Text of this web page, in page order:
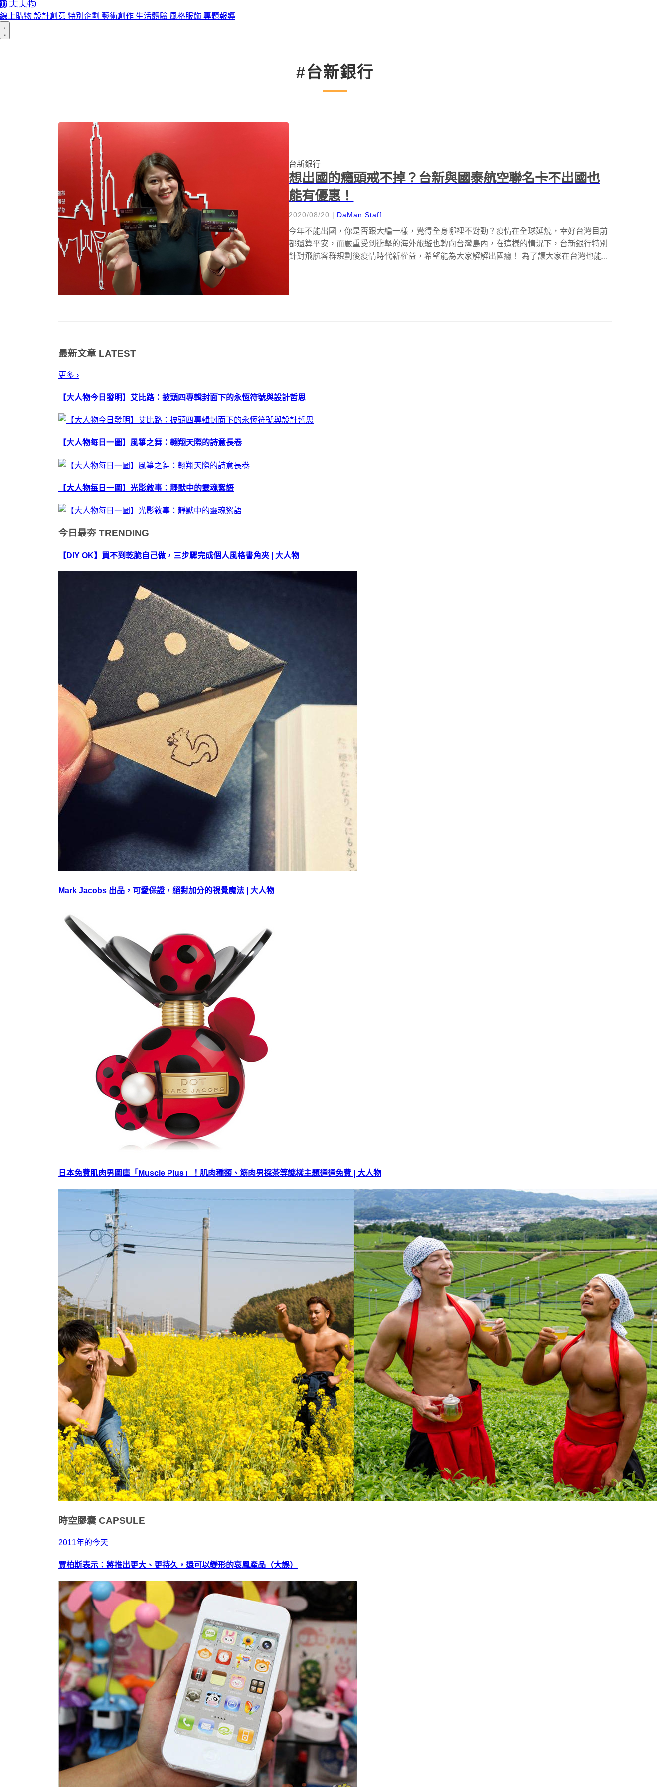
線上購物 設計創意 特別企劃 藝術創作 生活體驗 風格服飾 專題報導
#台新銀行
台新銀行
想出國的癮頭戒不掉？台新與國泰航空聯名卡不出國也
能有優惠！
2020/08/20 | DaMan Staff
今年不能出國，你是否跟大編一樣，覺得全身哪裡不對勁？疫情在全球延燒，幸好台灣目前
都還算平安，而嚴重受到衝擊的海外旅遊也轉向台灣島內，在這樣的情況下，台新銀行特別
針對飛航客群規劃後疫情時代新權益，希望能為大家解解出國癮！ 為了讓大家在台灣也能...
最新文章 LATEST
更多 ›
【大人物今日發明】艾比路：披頭四專輯封面下的永恆符號與設計哲思
【大人物每日一圖】風箏之舞：翱翔天際的詩意長卷
【大人物每日一圖】光影敘事：靜默中的靈魂絮語
今日最夯 TRENDING
【DIY OK】買不到乾脆自己做，三步驟完成個人風格書角夾 | 大人物
Mark Jacobs 出品，可愛保證，絕對加分的視覺魔法 | 大人物
日本免費肌肉男圖庫「Muscle Plus」！肌肉種類、筋肉男採茶等謎樣主題通通免費 | 大人物
時空膠囊 CAPSULE
2011年的今天
賈柏斯表示：將推出更大、更持久，還可以變形的哀鳳產品（大誤）